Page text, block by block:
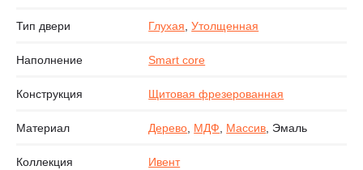
Тип двери Глухая,Утолщенная
Наполнение Smart core
Конструкция Щитовая фрезерованная
Материал Дерево, МДФ, Массив, Эмаль
Коллекция Ивент